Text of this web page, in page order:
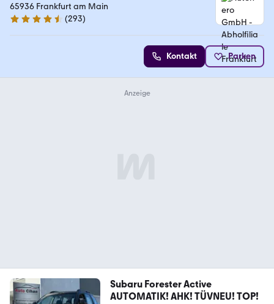
65936 Frankfurt am Main
4.6 Sterne
(293)
Kontakt Parken
Subaru Forester Active
AUTOMATIK! AHK! TÜVNEU! TOP!